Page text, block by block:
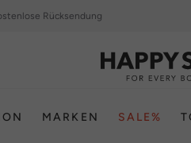
Rücksendung
MARKEN SALE%